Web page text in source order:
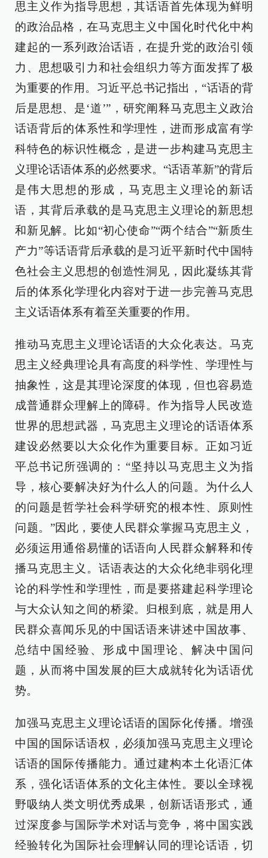
思主义作为指导思想，其话语首先体现为鲜明
的政治品格，在马克思主义中国化时代化中构
建起的一系列政治话语，在提升党的政治引领
力、思想吸引力和社会组织力等方面发挥了极
为重要的作用。习近平总书记指出，“话语的背
后是思想、是‘道’”，研究阐释马克思主义政治
话语背后的体系性和学理性，进而形成富有学
科特色的标识性概念，是进一步构建马克思主
义理论话语体系的必然要求。“话语革新”的背后
是伟大思想的形成，马克思主义理论的新话
语，其背后承载的是马克思主义理论的新思想
和新见解。比如“初心使命”“两个结合”“新质生
产力”等话语背后承载的是习近平新时代中国特
色社会主义思想的创造性洞见，因此凝练其背
后的体系化学理化内容对于进一步完善马克思
主义话语体系有着至关重要的作用。
推动马克思主义理论话语的大众化表达。马克
思主义经典理论具有高度的科学性、学理性与
抽象性，这是其理论深度的体现，但也容易造
成普通群众理解上的障碍。作为指导人民改造
世界的思想武器，马克思主义理论的话语体系
建设必然要以大众化作为重要目标。正如习近
平总书记所强调的：“坚持以马克思主义为指
导，核心要解决好为什么人的问题。为什么人
的问题是哲学社会科学研究的根本性、原则性
问题。”因此，要使人民群众掌握马克思主义，
必须运用通俗易懂的话语向人民群众解释和传
播马克思主义。话语表达的大众化绝非弱化理
论的科学性和学理性，而是要搭建起科学理论
与大众认知之间的桥梁。归根到底，就是用人
民群众喜闻乐见的中国话语来讲述中国故事、
总结中国经验、形成中国理论、解决中国问
题，从而将中国发展的巨大成就转化为话语优
势。
加强马克思主义理论话语的国际化传播。增强
中国的国际话语权，必须加强马克思主义理论
话语的国际传播能力。通过建构本土化语汇体
系，强化话语体系的文化主体性。要以全球视
野吸纳人类文明优秀成果，创新话语形式，通
过深度参与国际学术对话与竞争，将中国实践
经验转化为国际社会理解认同的理论话语，切